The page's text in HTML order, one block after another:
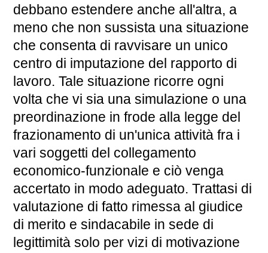
debbano estendere anche all'altra, a
meno che non sussista una situazione
che consenta di ravvisare un unico
centro di imputazione del rapporto di
lavoro. Tale situazione ricorre ogni
volta che vi sia una simulazione o una
preordinazione in frode alla legge del
frazionamento di un'unica attività fra i
vari soggetti del collegamento
economico-funzionale e ciò venga
accertato in modo adeguato. Trattasi di
valutazione di fatto rimessa al giudice
di merito e sindacabile in sede di
legittimità solo per vizi di motivazione